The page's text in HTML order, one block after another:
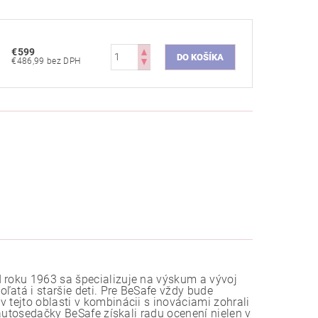
€599
€486,99 bez DPH
1963 sa špecializuje na výskum a vývoj
i staršie deti. Pre BeSafe vždy bude
tejto oblasti v kombinácii s inováciami zohrali
BeSafe získali radu ocenení nielen v